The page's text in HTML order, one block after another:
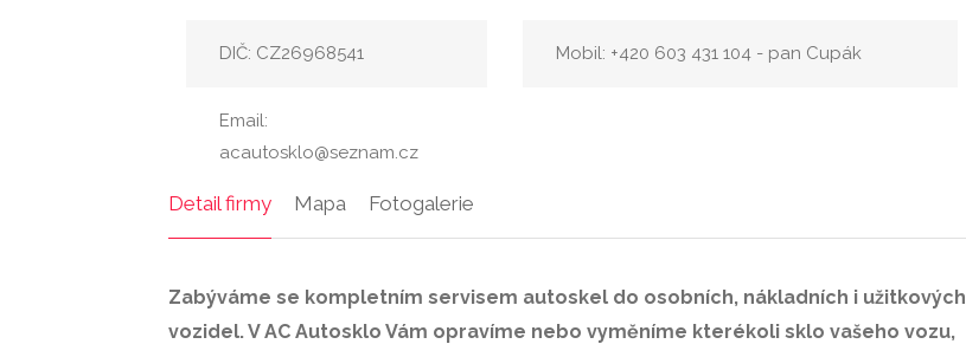
DIČ: CZ26968541
Email:
acautosklo@seznam.cz
Mobil: +420 603 431 104 - pan Cupák
Detail firmy Mapa Fotogalerie
Zabýváme se kompletním servisem autoskel do osobních, nákladních i užitkových
vozidel. V AC Autosklo Vám opravíme nebo vyměníme kterékoli sklo vašeho vozu,